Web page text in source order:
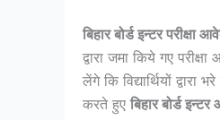
बिहार बोर्ड इन्टर परीक्षा
द्वारा जमा किये गए
लेंगे कि विद्यार्थियों
करते हुए बिहार बोर्ड